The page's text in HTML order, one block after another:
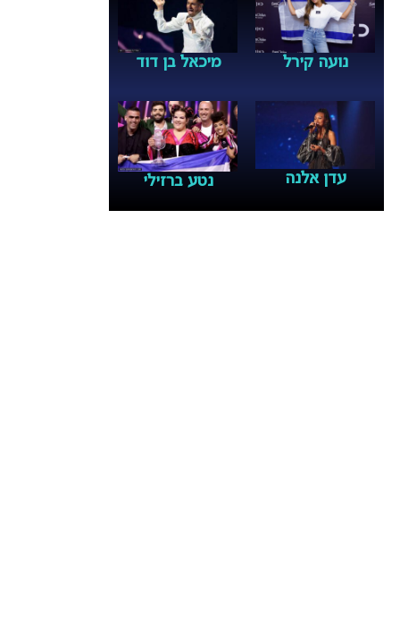
נועה קירל מיכאל בן דוד
עדן אלנה נטע ברזילי